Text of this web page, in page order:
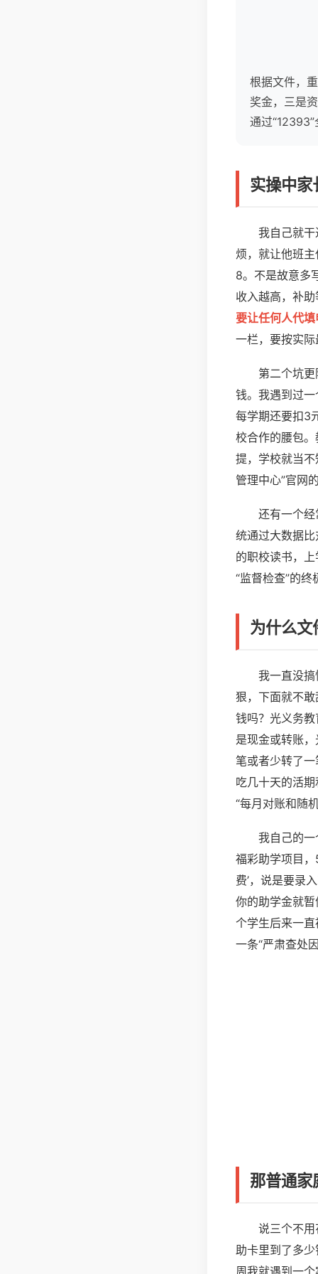
根据文件，
奖金，三是
通过“12393”
实操中家
我自己就
烦，就让他班
8。不是故意多
收入越高，补
要让任何人代
一栏，要按实际
第二个坑
钱。我遇到过一
每学期还要扣3
校合作的腰包
提，学校就当
管理中心”官网
还有一个
统通过大数据
的职校读书，
“监督检查”的
为什么文
我一直没
狠，下面就不
钱吗？光义务
是现金或转账
笔或者少转了
吃几十天的活
“每月对账和随
我自己的
福彩助学项目
费’，说是要录
你的助学金就
个学生后来一
一条“严肃查处
那普通家
说三个不
助卡里到了多
周我就遇到一